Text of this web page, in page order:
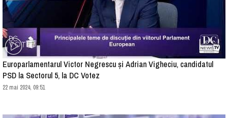
Europarlamentarul Victor Negrescu și Adrian Vigheciu, candidatul
PSD la Sectorul 5, la DC Votez
22 mai 2024, 09:51